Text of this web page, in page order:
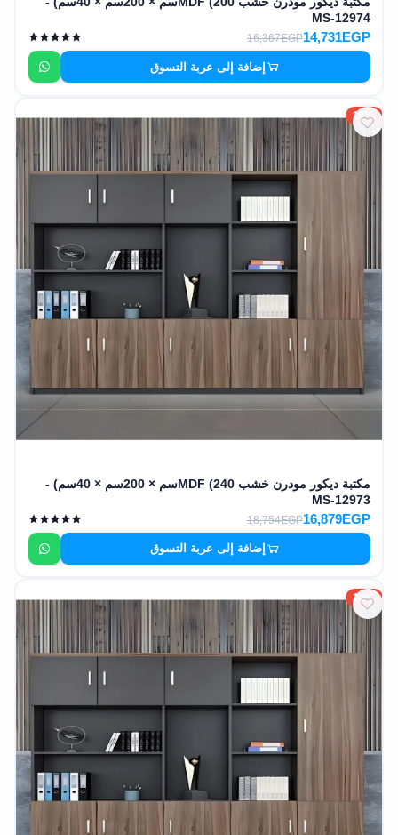
MS-12974
14,731EGP
16,367EGP
إضافة إلى عربة التسوق
10%
مكتبة ديكور مودرن خشب MDF (240سم × 200سم × 40سم) -
MS-12973
16,879EGP
18,754EGP
إضافة إلى عربة التسوق
10%